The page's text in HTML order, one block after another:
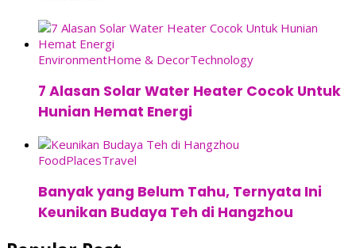
EnvironmentHome & DecorTechnology
7 Alasan Solar Water Heater Cocok Untuk
Hunian Hemat Energi
FoodPlacesTravel
Banyak yang Belum Tahu, Ternyata Ini
Keunikan Budaya Teh di Hangzhou